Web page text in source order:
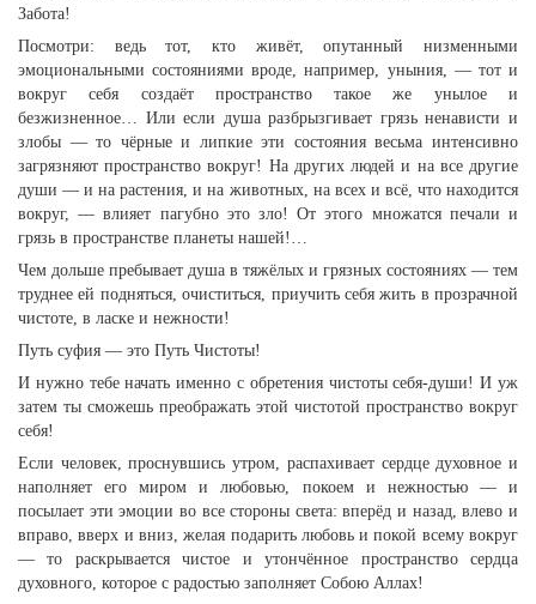
Забота!
Посмотри: ведь тот, кто живёт, опутанный низменными
эмоциональными состояниями вроде, например, уныния, — тот и
вокруг себя создаёт пространство такое же унылое и
безжизненное… Или если душа разбрызгивает грязь ненависти и
злобы — то чёрные и липкие эти состояния весьма интенсивно
загрязняют пространство вокруг! На других людей и на все другие
души — и на растения, и на животных, на всех и всё, что находится
вокруг, — влияет пагубно это зло! От этого множатся печали и
грязь в пространстве планеты нашей!…
Чем дольше пребывает душа в тяжёлых и грязных состояниях — тем
труднее ей подняться, очиститься, приучить себя жить в прозрачной
чистоте, в ласке и нежности!
Путь суфия — это Путь Чистоты!
И нужно тебе начать именно с обретения чистоты себя-души! И уж
затем ты сможешь преображать этой чистотой пространство вокруг
себя!
Если человек, проснувшись утром, распахивает сердце духовное и
наполняет его миром и любовью, покоем и нежностью — и
посылает эти эмоции во все стороны света: вперёд и назад, влево и
вправо, вверх и вниз, желая подарить любовь и покой всему вокруг
— то раскрывается чистое и утончённое пространство сердца
духовного, которое с радостью заполняет Собою Аллах!